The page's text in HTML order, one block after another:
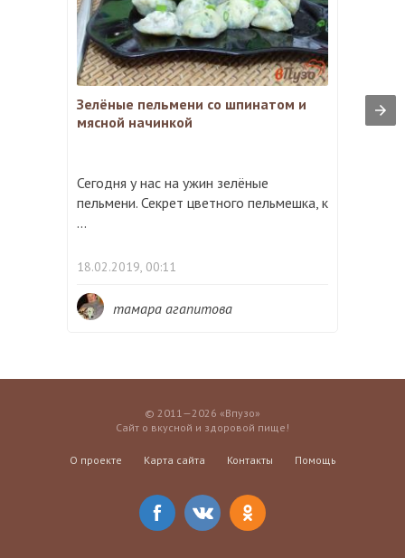
Зелёные пельмени со шпинатом и
мясной начинкой
Сегодня у нас на ужин зелёные
пельмени. Секрет цветного пельмешка, к
...
18.02.2019, 00:11
тамара агапитова
© 2011—2026 «Впузо»
Сайт о вкусной и здоровой пище!
О проекте Карта сайта Контакты Помощь